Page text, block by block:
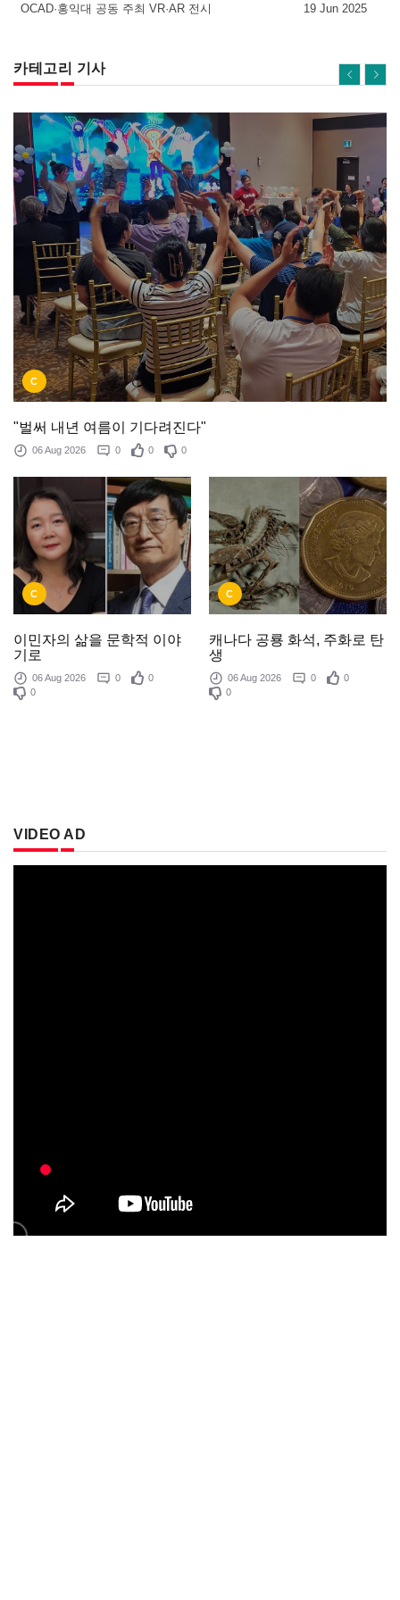
OCAD·홍익대 공동 주최 VR·AR 전시 19 Jun 2025
카테고리 기사
C
"벌써 내년 여름이 기다려진다"
06 Aug 2026 0 0 0
C
이민자의 삶을 문학적 이야
기로
06 Aug 2026 0
0
0
C
캐나다 공룡 화석, 주화로 탄
생
06 Aug 2026 0
0
0
VIDEO AD